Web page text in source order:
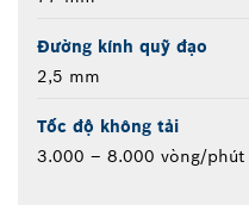
Đường kính quỹ đạo
2,5 mm
Tốc độ không tải
3.000 – 8.000 vòng/phút